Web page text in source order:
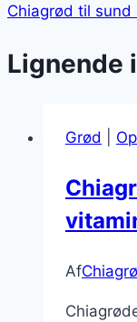
Chiagrød til
Lignende
Grød
Af